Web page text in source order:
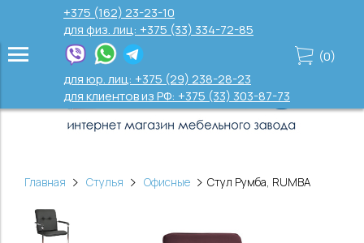
+375 (162) 23-23-10
для физ. лиц: +375 (33) 334-72-85
для юр. лиц: +375 (29) 238-28-23
для клиентов из РФ: +375 (33) 303-87-73
(0)
Главная Стулья Офисные Стул Румба, RUMBA